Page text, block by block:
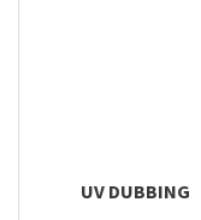
UV DUBBING